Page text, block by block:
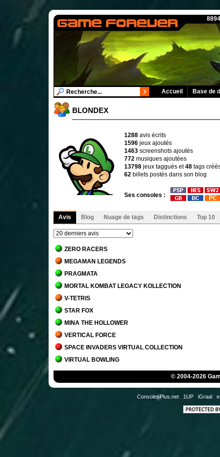
Accueil Base de
BLONDEX
1288 avis écrits
1596 jeux ajoutés
1463 screenshots ajoutés
772 musiques ajoutées
13798 jeux taggués et48 tags
62 billets postés dans son blog
Ses consoles :
Avis Blog Nuage de tags Distinctions Top 10
ZERO RACERS
MEGAMAN LEGENDS
PRAGMATA
MORTAL KOMBAT LEGACY KOLLECTION
V-TETRIS
STAR FOX
MINA THE HOLLOWER
VERTICAL FORCE
SPACE INVADERS VIRTUAL COLLECTION
VIRTUAL BOWLING
MORTAL KOMBAT 1
JACK BROS.
DETROIT - BECOME HUMAN
© 2004-2026
ConsolesPlus.net 1UP iGraal